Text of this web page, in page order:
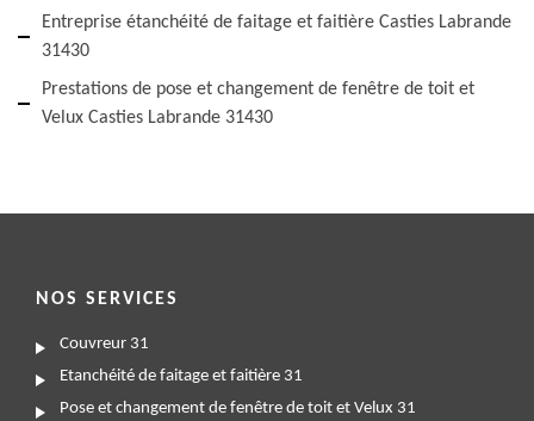
Entreprise étanchéité de faitage et faitière Casties Labrande
31430
Prestations de pose et changement de fenêtre de toit et
Velux Casties Labrande 31430
NOS SERVICES
Couvreur 31
Etanchéité de faitage et faitière 31
Pose et changement de fenêtre de toit et Velux 31